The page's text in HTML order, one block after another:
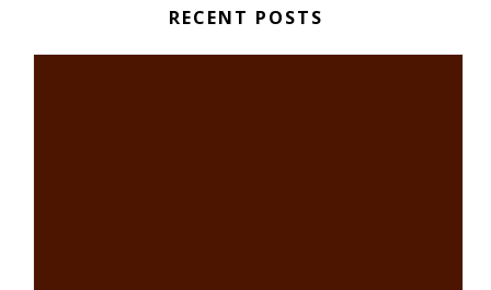
RECENT POSTS